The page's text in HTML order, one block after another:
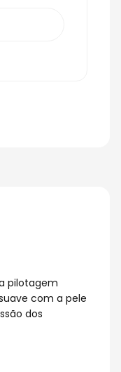
pilotagem
com a pele
dos